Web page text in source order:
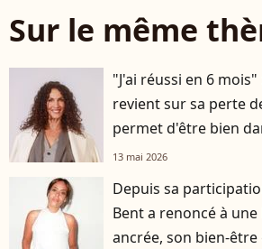
Sur le même
"J'ai réussi en 6
revient sur sa perte
permet d'être bien
13 mai 2026
Depuis sa
Bent a renoncé à
ancrée, son bien-être